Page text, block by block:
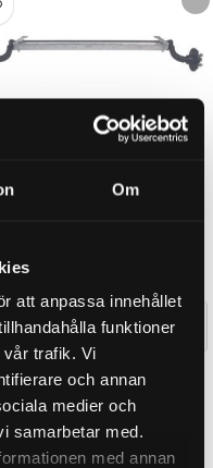
Om
att anpassa innehållet
funktioner
trafik. Vi
och annan
medier och
samarbetar med.
med annan
KNOTT
1200 mm
1000 kg
160,00 mm